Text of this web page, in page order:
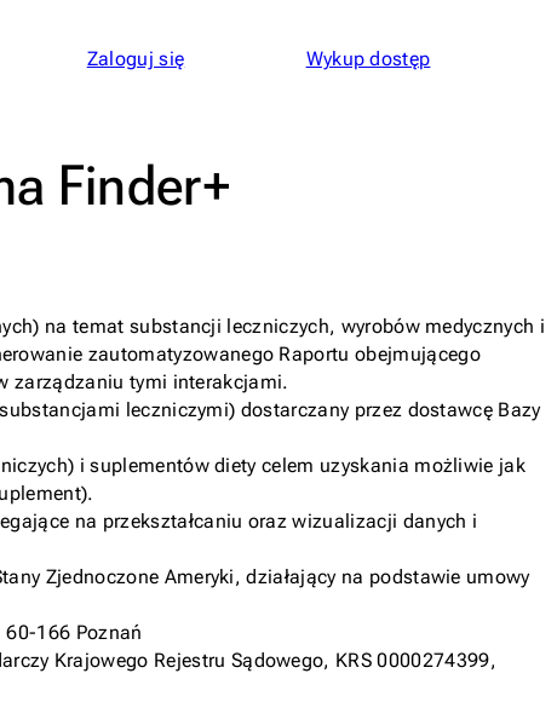
Zaloguj się Wykup dostęp
Finder+
na temat substancji leczniczych, wyrobów medycznych i
zautomatyzowanego Raportu obejmującego
zarządzaniu tymi interakcjami.
leczniczymi) dostarczany przez dostawcę Bazy
i suplementów diety celem uzyskania możliwie jak
na przekształcaniu oraz wizualizacji danych i
Zjednoczone Ameryki, działający na podstawie umowy
60-166 Poznań
Krajowego Rejestru Sądowego, KRS 0000274399,